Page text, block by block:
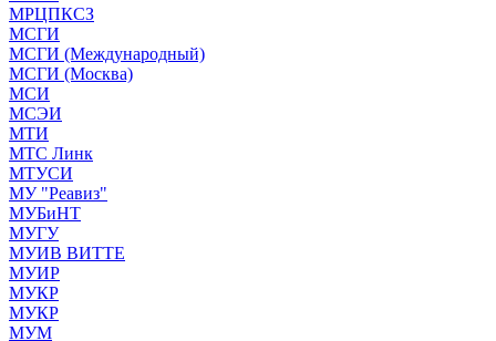
МРЦПКСЗ
МСГИ
МСГИ (Международный)
МСГИ (Москва)
МСИ
МСЭИ
МТИ
МТС Линк
МТУСИ
МУ "Реавиз"
МУБиНТ
МУГУ
МУИВ ВИТТЕ
МУИР
МУКР
МУКР
МУМ